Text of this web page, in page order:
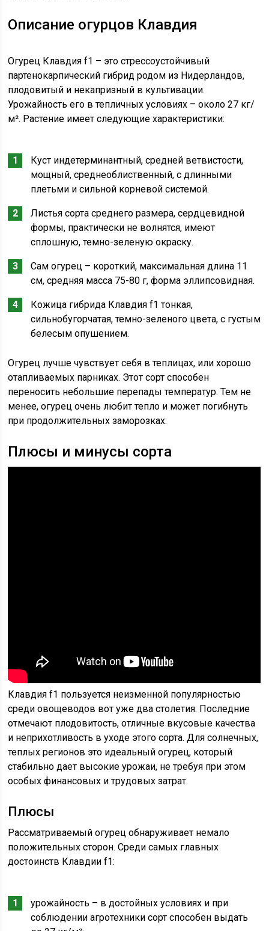
Описание огурцов Клавдия
Огурец Клавдия f1 – это стрессоустойчивый
партенокарпический гибрид родом из Нидерландов,
плодовитый и некапризный в культивации.
Урожайность его в тепличных условиях – около 27 кг/
м². Растение имеет следующие характеристики:
Куст индетерминантный, средней ветвистости,
мощный, среднеоблиственный, с длинными
плетьми и сильной корневой системой.
Листья сорта среднего размера, сердцевидной
формы, практически не волнятся, имеют
сплошную, темно-зеленую окраску.
Сам огурец – короткий, максимальная длина 11
см, средняя масса 75-80 г, форма эллипсовидная.
Кожица гибрида Клавдия f1 тонкая,
сильнобугорчатая, темно-зеленого цвета, с густым
белесым опушением.
Огурец лучше чувствует себя в теплицах, или хорошо
отапливаемых парниках. Этот сорт способен
переносить небольшие перепады температур. Тем не
менее, огурец очень любит тепло и может погибнуть
при продолжительных заморозках.
Плюсы и минусы сорта
Клавдия f1 пользуется неизменной популярностью
среди овощеводов вот уже два столетия. Последние
отмечают плодовитость, отличные вкусовые качества
и неприхотливость в уходе этого сорта. Для солнечных,
теплых регионов это идеальный огурец, который
стабильно дает высокие урожаи, не требуя при этом
особых финансовых и трудовых затрат.
Плюсы
Рассматриваемый огурец обнаруживает немало
положительных сторон. Среди самых главных
достоинств Клавдии f1:
урожайность – в достойных условиях и при
соблюдении агротехники сорт способен выдать